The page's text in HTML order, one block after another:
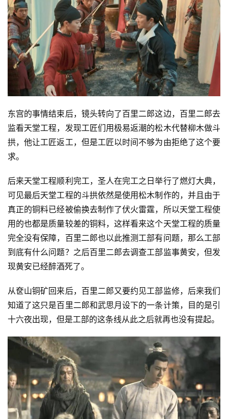
东宫的事情结束后，镜头转向了百里二郎这边，百里二郎去
监看天堂工程，发现工匠们用极易返潮的松木代替柳木做斗
拱，他让工匠返工，但是工匠以时间不够为由拒绝了这个要
求。
后来天堂工程顺利完工，圣人在完工之日举行了燃灯大典，
可见最后天堂工程的斗拱依然是使用松木制作的，并且由于
真正的铜料已经被偷换去制作了伏火雷霆，所以天堂工程使
用的也都是质量较差的铜料，这样看来这个天堂工程的质量
完全没有保障，百里二郎也以此推测工部有问题，那么工部
到底有什么问题？之后百里二郎去调查工部监事黄安，但发
现黄安已经醉酒死了。
从奁山铜矿回来后，百里二郎又要约见工部监修，后来我们
知道了这只是百里二郎和武思月设下的一条计策，目的是引
十六夜出现，但是工部的这条线从此之后就再也没有提起。